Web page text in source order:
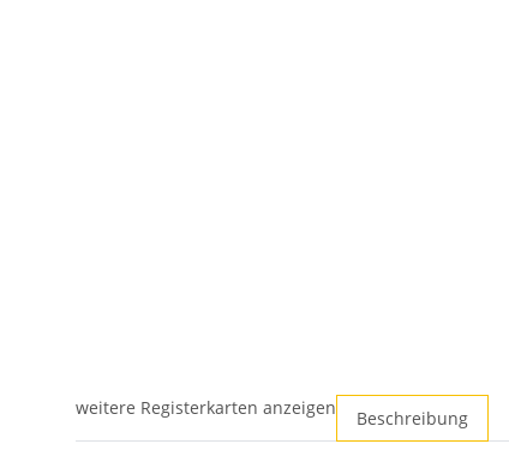
weitere Registerkarten anzeigen Beschreibung